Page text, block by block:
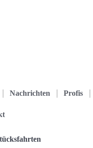
Nachrichten Profis